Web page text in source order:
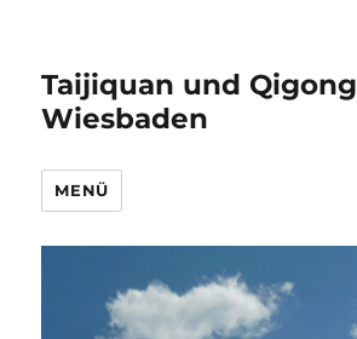
Taijiquan und Qigong
Wiesbaden
MENÜ